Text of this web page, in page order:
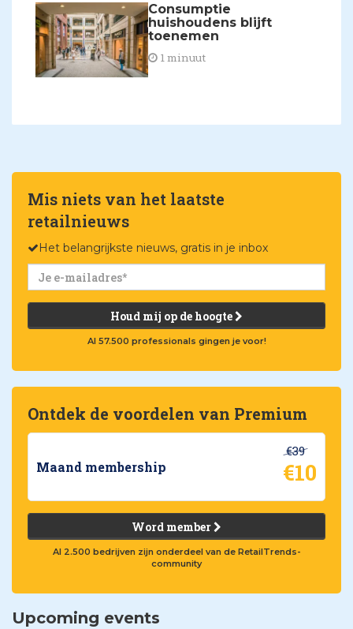
Consumptie
huishoudens blijft
toenemen
1 minuut
Mis niets van het laatste
retailnieuws
Het belangrijkste nieuws, gratis in je inbox
Houd mij op de hoogte
Al 57.500 professionals gingen je voor!
Ontdek de voordelen van Premium
Maand membership
€39
€10
Word member
Al 2.500 bedrijven zijn onderdeel van de RetailTrends-
community
Upcoming events